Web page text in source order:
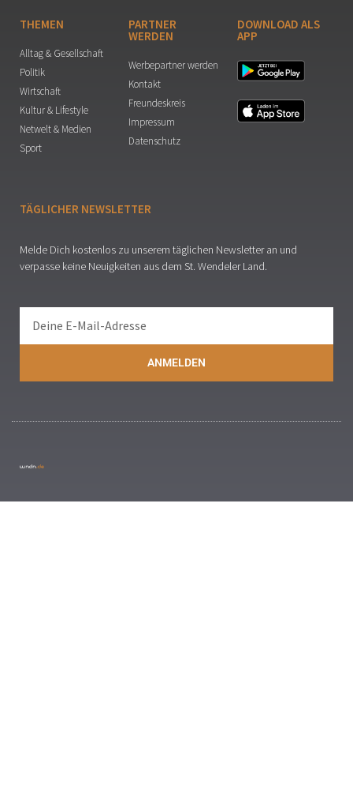
THEMEN
Alltag & Gesellschaft
Politik
Wirtschaft
Kultur & Lifestyle
Netwelt & Medien
Sport
PARTNER
WERDEN
Werbepartner werden
Kontakt
Freundeskreis
Impressum
Datenschutz
DOWNLOAD ALS
APP
TÄGLICHER NEWSLETTER
Melde Dich kostenlos zu unserem täglichen Newsletter an und
verpasse keine Neuigkeiten aus dem St. Wendeler Land.
ANMELDEN